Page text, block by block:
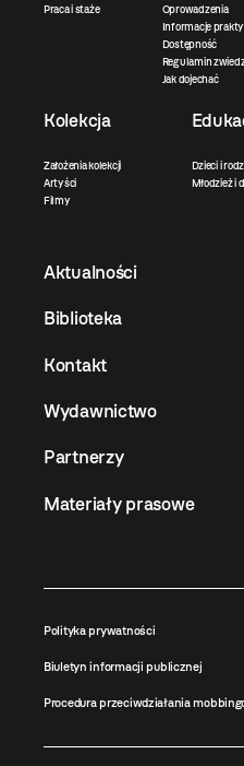
Praca i staże
Oprowadzenia
Informacje
Dostępność
Regulamin
Jak dojechać
Kolekcja
Założenia kolekcji
Artyści
Filmy
Dzieci i
Młodzież i
Aktualności
Biblioteka
Kontakt
Wydawnictwo
Partnerzy
Materiały prasowe
Polityka prywatności
Biuletyn informacji publicznej
Procedura przeciwdziałania